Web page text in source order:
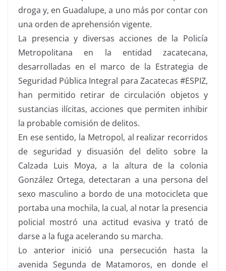
droga y, en Guadalupe, a uno más por contar con
una orden de aprehensión vigente.
La presencia y diversas acciones de la Policía
Metropolitana en la entidad zacatecana,
desarrolladas en el marco de la Estrategia de
Seguridad Pública Integral para Zacatecas #ESPIZ,
han permitido retirar de circulación objetos y
sustancias ilícitas, acciones que permiten inhibir
la probable comisión de delitos.
En ese sentido, la Metropol, al realizar recorridos
de seguridad y disuasión del delito sobre la
Calzada Luis Moya, a la altura de la colonia
González Ortega, detectaran a una persona del
sexo masculino a bordo de una motocicleta que
portaba una mochila, la cual, al notar la presencia
policial mostró una actitud evasiva y trató de
darse a la fuga acelerando su marcha.
Lo anterior inició una persecución hasta la
avenida Segunda de Matamoros, en donde el